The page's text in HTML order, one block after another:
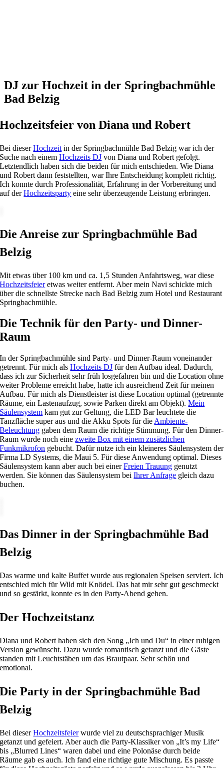
DJ zur Hochzeit in der Springbachmühle
Bad Belzig
Hochzeitsfeier von Diana und Robert
Bei dieserHochzeit in der Springbachmühle Bad Belzig war ich der
Suche nach einemHochzeits DJ von Diana und Robert gefolgt.
Letztendlich haben sich die beiden für mich entschieden. Wie Diana
und Robert dann feststellten, war Ihre Entscheidung komplett richtig.
Ich konnte durch Professionalität, Erfahrung in der Vorbereitung und
auf derHochzeitsparty eine sehr überzeugende Leistung erbringen.
Die Anreise zur Springbachmühle Bad
Belzig
Mit etwas über 100 km und ca. 1,5 Stunden Anfahrtsweg, war diese
Hochzeitsfeieretwas weiter entfernt. Aber mein Navi schickte mich
über die schnellste Strecke nach Bad Belzig zum Hotel und Restaurant
Springbachmühle.
Die Technik für den Party- und Dinner-
Raum
In der Springbachmühle sind Party- und Dinner-Raum voneinander
getrennt. Für mich alsHochzeits DJ für den Aufbau ideal. Dadurch,
dass ich zur Sicherheit sehr früh losgefahren bin und die Location ohne
weiter Probleme erreicht habe, hatte ich ausreichend Zeit für meinen
Aufbau. Für mich als Dienstleister ist diese Location optimal (getrennte
Räume, ein Lastenaufzug, sowie Parken direkt am Objekt).Mein
Säulensystem kam gut zur Geltung, die LED Bar leuchtete die
Tanzfläche super aus und die Akku Spots für die Ambiente-
Beleuchtung gaben dem Raum die richtige Stimmung. Für den Dinner-
Raum wurde noch einezweite Box mit einem zusätzlichen
Funkmikrofon gebucht. Dafür nutze ich ein kleineres Säulensystem der
Firma LD Systems, die Maui 5. Für diese Anwendung optimal. Dieses
Säulensystem kann aber auch bei einerFreien Trauung genutzt
werden. Sie können das Säulensystem beiIhrer Anfrage gleich dazu
buchen.
Das Dinner in der Springbachmühle Bad
Belzig
Das warme und kalte Buffet wurde aus regionalen Speisen serviert. Ich
entschied mich für Wild mit Knödel. Das hat mir sehr gut geschmeckt
und so gestärkt, konnte es in den Party-Abend gehen.
Der Hochzeitstanz
Diana und Robert haben sich den Song „Ich und Du“ in einer ruhigen
Version gewünscht. Dazu wurde romantisch getanzt und die Gäste
standen mit Leuchtstäben um das Brautpaar. Sehr schön und
emotional.
Die Party in der Springbachmühle Bad
Belzig
Bei dieserHochzeitsfeierwurde viel zu deutschsprachiger Musik
getanzt und gefeiert. Aber auch die Party-Klassiker von „It’s my Life“
bis „Blurred Lines“ waren dabei und eine Polonäse durch beide
Räume gab es auch. Ich fand eine richtige gute Mischung. Es passte